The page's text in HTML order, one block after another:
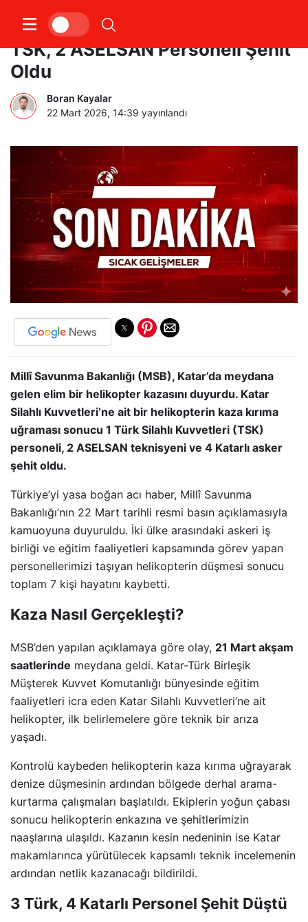
Katar’da Helikopter Kazası! 1
TSK, 2 ASELSAN Personeli Şehit
Oldu
Boran Kayalar
22 Mart 2026, 14:39 yayınlandı
Millî Savunma Bakanlığı (MSB), Katar’da meydana
gelen elim bir helikopter kazasını duyurdu. Katar
Silahlı Kuvvetleri’ne ait bir helikopterin kaza kırıma
uğraması sonucu 1 Türk Silahlı Kuvvetleri (TSK)
personeli, 2 ASELSAN teknisyeni ve 4 Katarlı asker
şehit oldu.
Türkiye’yi yasa boğan acı haber, Millî Savunma
Bakanlığı’nın 22 Mart tarihli resmi basın açıklamasıyla
kamuoyuna duyuruldu. İki ülke arasındaki askeri iş
birliği ve eğitim faaliyetleri kapsamında görev yapan
personellerimizi taşıyan helikopterin düşmesi sonucu
toplam 7 kişi hayatını kaybetti.
Kaza Nasıl Gerçekleşti?
MSB’den yapılan açıklamaya göre olay, 21 Mart akşam
saatlerinde meydana geldi. Katar-Türk Birleşik
Müşterek Kuvvet Komutanlığı bünyesinde eğitim
faaliyetleri icra eden Katar Silahlı Kuvvetleri’ne ait
helikopter, ilk belirlemelere göre teknik bir arıza
yaşadı.
Kontrolü kaybeden helikopterin kaza kırıma uğrayarak
denize düşmesinin ardından bölgede derhal arama-
kurtarma çalışmaları başlatıldı. Ekiplerin yoğun çabası
sonucu helikopterin enkazına ve şehitlerimizin
naaşlarına ulaşıldı. Kazanın kesin nedeninin ise Katar
makamlarınca yürütülecek kapsamlı teknik incelemenin
ardından netlik kazanacağı bildirildi.
3 Türk, 4 Katarlı Personel Şehit Düştü